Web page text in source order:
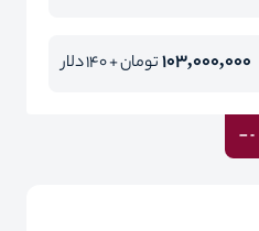
103,000,000تومان + 140 دلار